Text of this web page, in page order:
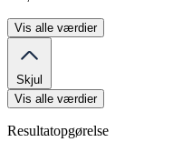
Vis alle værdier
Skjul
Vis alle værdier
Resultatopgørelse